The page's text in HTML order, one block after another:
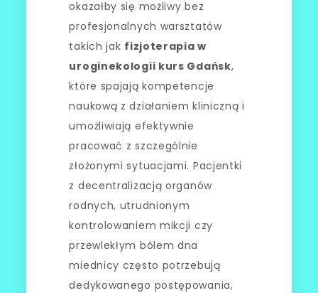
okazałby się możliwy bez
profesjonalnych warsztatów
takich jak fizjoterapia w
uroginekologii kurs Gdańsk,
które spajają kompetencje
naukową z działaniem kliniczną i
umożliwiają efektywnie
pracować z szczególnie
złożonymi sytuacjami. Pacjentki
z decentralizacją organów
rodnych, utrudnionym
kontrolowaniem mikcji czy
przewlekłym bólem dna
miednicy często potrzebują
dedykowanego postępowania,